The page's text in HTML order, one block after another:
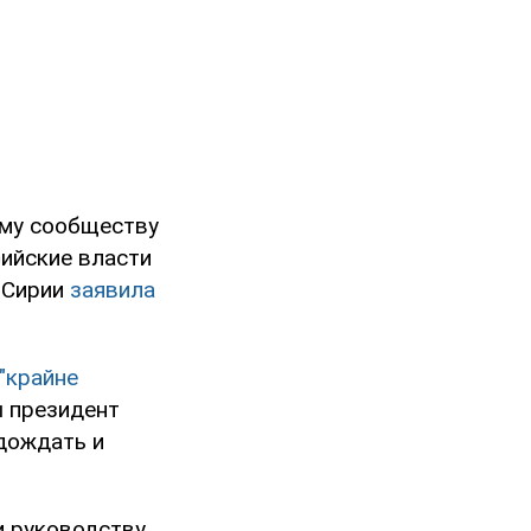
сообществу
власти
заявила
"крайне
и